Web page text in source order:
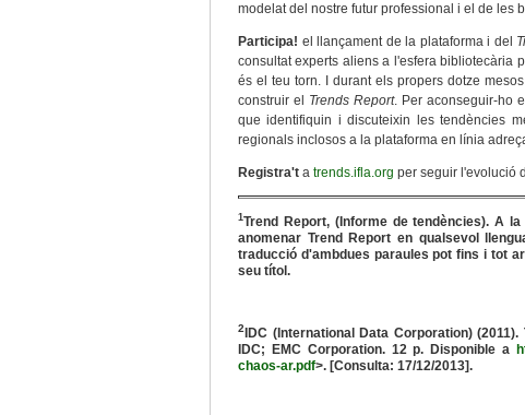
modelat del nostre futur professional i el de les
Participa! el llançament de la plataforma i del
consultat experts aliens a l'esfera bibliotecària
és el teu torn. I durant els propers dotze
construir el Trends Report. Per aconseguir-ho
que identifiquin i discuteixin les tendències
regionals inclosos a la plataforma en línia
Registra't a trends.ifla.org per seguir l'evolució
1Trend Report, (Informe de tendències). A
anomenar Trend Report en qualsevol
traducció d'ambdues paraules pot fins i tot
seu títol.
2IDC (International Data Corporation)
IDC; EMC Corporation. 12 p. Disponible a
chaos-ar.pdf>. [Consulta: 17/12/2013].